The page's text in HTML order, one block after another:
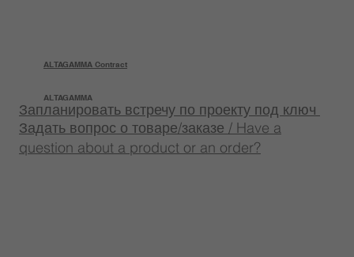
ALTAGAMMA
Задать вопрос о товаре/заказе / Have a
question about a product or an order?
ALTAGAMMA Contract
Запланировать встречу по проекту под ключ